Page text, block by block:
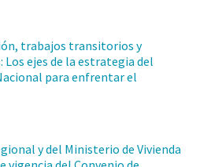
trabajos transitorios y
ejes de la estrategia del
para enfrentar el
y del Ministerio de Vivienda